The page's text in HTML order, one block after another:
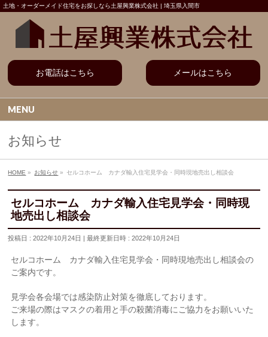
土地・オーダーメイド住宅をお探しなら土屋興業株式会社 | 埼玉県入間市
お電話はこちら メールはこちら
MENU
お知らせ
HOME » お知らせ » セルコホーム カナダ輸入住宅見学会・同時現地売出し相談会
セルコホーム カナダ輸入住宅見学会・同時現
地売出し相談会
投稿日 : 2022年10月24日 最終更新日時 : 2022年10月24日
セルコホーム カナダ輸入住宅見学会・同時現地売出し相談会の
ご案内です。
見学会各会場では感染防止対策を徹底しております。
ご来場の際はマスクの着用と手の殺菌消毒にご協力をお願いいた
します。